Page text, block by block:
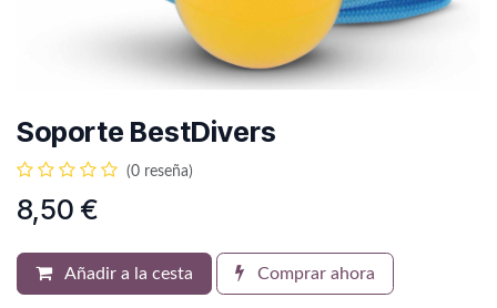
Soporte BestDivers
(0 reseña)
8,50 €
Añadir a la cesta Comprar ahora